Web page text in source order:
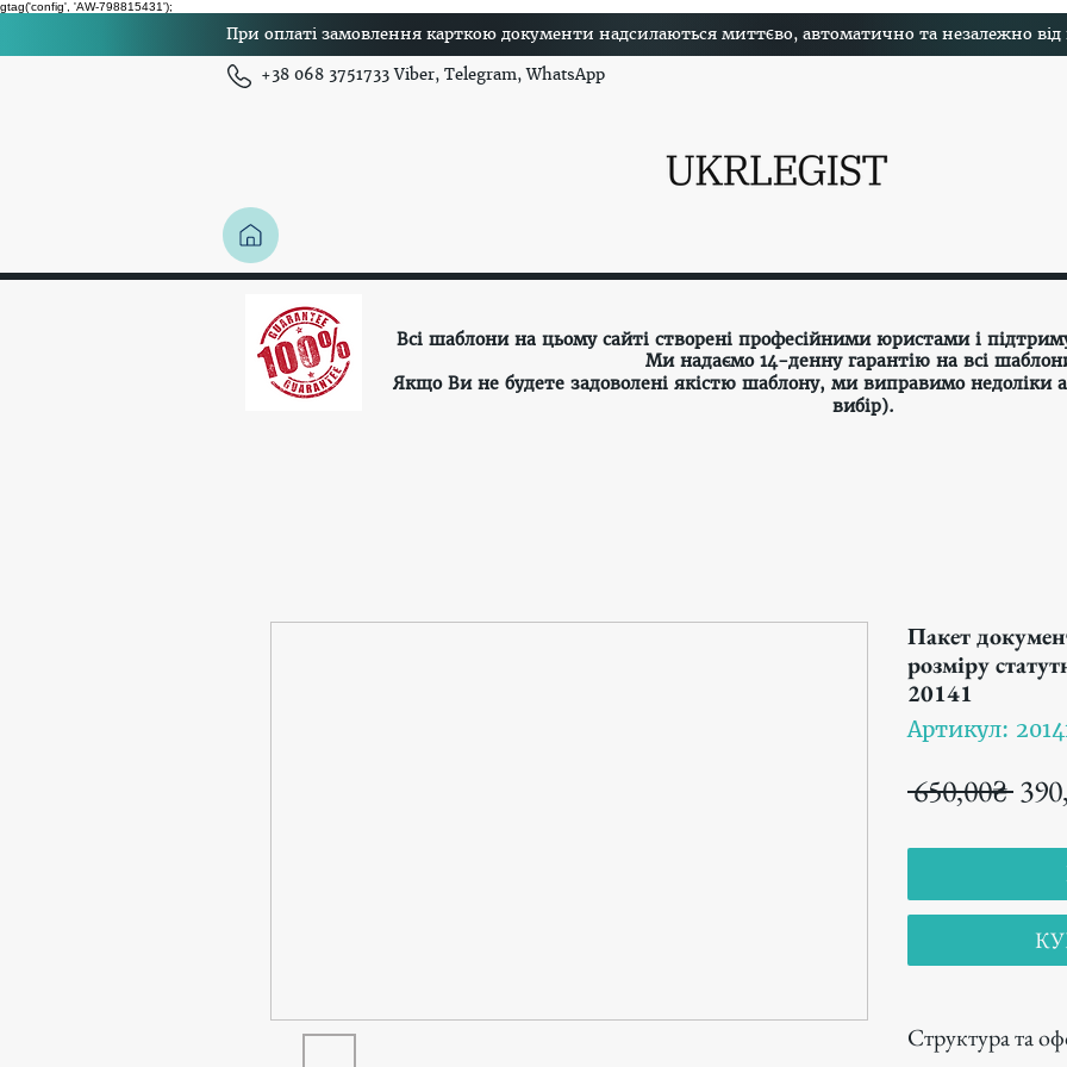
gtag('config', 'AW-798815431');
При оплаті замовлення карткою документи надсилаються миттєво, автоматично та незалежно від
+38 068 3751733 Viber, Telegram, WhatsApp
Всі шаблони на цьому сайті створені професійними юристами і
Ми надаємо 14-денну гарантію на всі
Якщо Ви не будете задоволені якістю шаблону, ми виправимо
вибір).
Пакет
розміру
20141
Артикул:
650,00₴
Структура та